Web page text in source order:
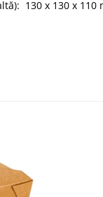
130 x 130 x 110